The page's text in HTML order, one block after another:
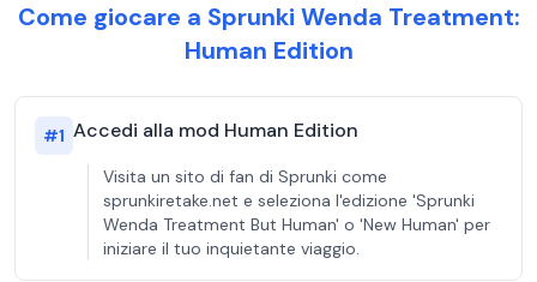
Come giocare a Sprunki Wenda Treatment:
Human Edition
#1 Accedi alla mod Human Edition
Visita un sito di fan di Sprunki come
sprunkiretake.net e seleziona l'edizione 'Sprunki
Wenda Treatment But Human' o 'New Human' per
iniziare il tuo inquietante viaggio.